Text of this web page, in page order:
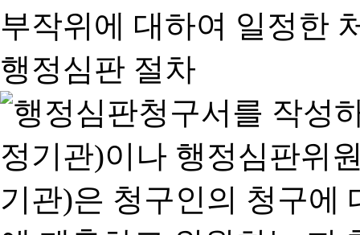
부작위에 대하여 일정한
행정심판 절차